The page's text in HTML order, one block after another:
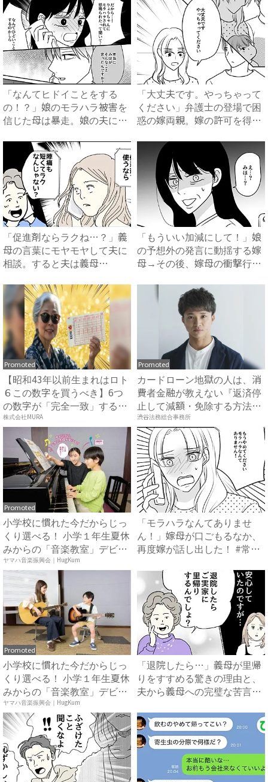
「なんてヒドイことをする
の！？」娘のモラハラ被害を
信じた母は暴走。娘の夫に電
「大丈夫です。やっちゃって
ください」弁護士の登場で困
惑の嫁両親。嫁の許可を得た
「促進剤ならラクね…？」義
母の言葉にモヤモヤして夫に
相談。すると夫は義母
「もういい加減にして！」娘
の予想外の発言に動揺する嫁
母→その後、嫁母の衝撃行動
Promoted
【昭和43年以前生まれはロト
６この数字を買うべき】6つ
の数字が「完全一致」する
方...
株式会社MURA
Promoted
カードローン地獄の人は、消
費者金融が教えない『返済停
止して減額・免除する方法』
で...
渋谷法務総合事務所
Promoted
小学校に慣れた今だからじっ
くり選べる！ 小学１年生夏休
みからの「音楽教室」デビ
ュ...
ヤマハ音楽振興会｜HugKum
「モラハラなんてありませ
ん！」嫁母が口ごもるなか、
再度嫁が話し出した！ #常識
Promoted
小学校に慣れた今だからじっ
くり選べる！ 小学１年生夏休
みからの「音楽教室」デビ
ュ...
ヤマハ音楽振興会｜HugKum
「退院したら…」義母が里帰
りをすすめる驚きの理由と、
夫から義母への完璧な苦言